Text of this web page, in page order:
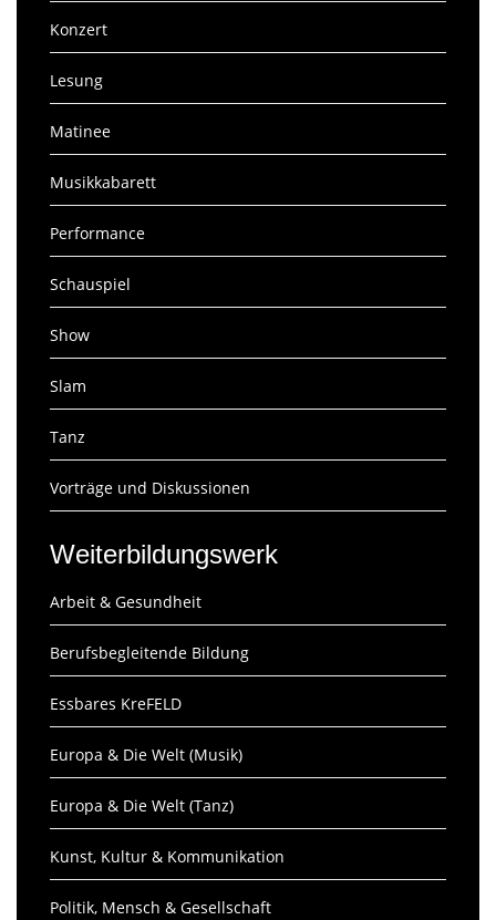
Konzert
Lesung
Matinee
Musikkabarett
Performance
Schauspiel
Show
Slam
Tanz
Vorträge und Diskussionen
Weiterbildungswerk
Arbeit & Gesundheit
Berufsbegleitende Bildung
Essbares KreFELD
Europa & Die Welt (Musik)
Europa & Die Welt (Tanz)
Kunst, Kultur & Kommunikation
Politik, Mensch & Gesellschaft